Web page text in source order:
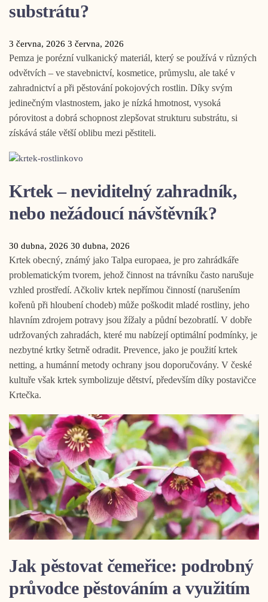
substrátu?
3 června, 2026 3 června, 2026
Pemza je porézní vulkanický materiál, který se používá v různých
odvětvích – ve stavebnictví, kosmetice, průmyslu, ale také v
zahradnictví a při pěstování pokojových rostlin. Díky svým
jedinečným vlastnostem, jako je nízká hmotnost, vysoká
pórovitost a dobrá schopnost zlepšovat strukturu substrátu, si
získává stále větší oblibu mezi pěstiteli.
Krtek – neviditelný zahradník,
nebo nežádoucí návštěvník?
30 dubna, 2026 30 dubna, 2026
Krtek obecný, známý jako Talpa europaea, je pro zahrádkáře
problematickým tvorem, jehož činnost na trávníku často narušuje
vzhled prostředí. Ačkoliv krtek nepřímou činností (narušením
kořenů při hloubení chodeb) může poškodit mladé rostliny, jeho
hlavním zdrojem potravy jsou žížaly a půdní bezobratlí. V dobře
udržovaných zahradách, které mu nabízejí optimální podmínky, je
nezbytné krtky šetrně odradit. Prevence, jako je použití krtek
netting, a humánní metody ochrany jsou doporučovány. V české
kultuře však krtek symbolizuje dětství, především díky postavičce
Krtečka.
Jak pěstovat čemeřice: podrobný
průvodce pěstováním a využitím